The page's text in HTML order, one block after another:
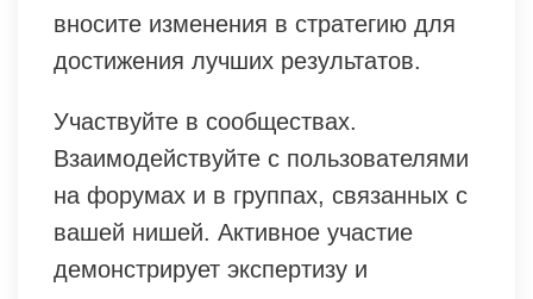
вносите изменения в стратегию для
достижения лучших результатов.
Участвуйте в сообществах.
Взаимодействуйте с пользователями
на форумах и в группах, связанных с
вашей нишей. Активное участие
демонстрирует экспертизу и